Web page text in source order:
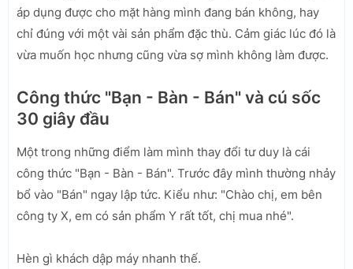
áp dụng được cho mặt hàng mình đang bán không, hay
chỉ đúng với một vài sản phẩm đặc thù. Cảm giác lúc đó là
vừa muốn học nhưng cũng vừa sợ mình không làm được.
Công thức "Bạn - Bàn - Bán" và cú sốc
30 giây đầu
Một trong những điểm làm mình thay đổi tư duy là cái
công thức "Bạn - Bàn - Bán". Trước đây mình thường nhảy
bổ vào "Bán" ngay lập tức. Kiểu như: "Chào chị, em bên
công ty X, em có sản phẩm Y rất tốt, chị mua nhé".
Hèn gì khách dập máy nhanh thế.